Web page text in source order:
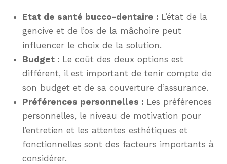
Etat de santé bucco-dentaire : L’état de la
gencive et de l’os de la mâchoire peut
influencer le choix de la solution.
Budget : Le coût des deux options est
différent, il est important de tenir compte de
son budget et de sa couverture d’assurance.
Préférences personnelles : Les préférences
personnelles, le niveau de motivation pour
l’entretien et les attentes esthétiques et
fonctionnelles sont des facteurs importants à
considérer.